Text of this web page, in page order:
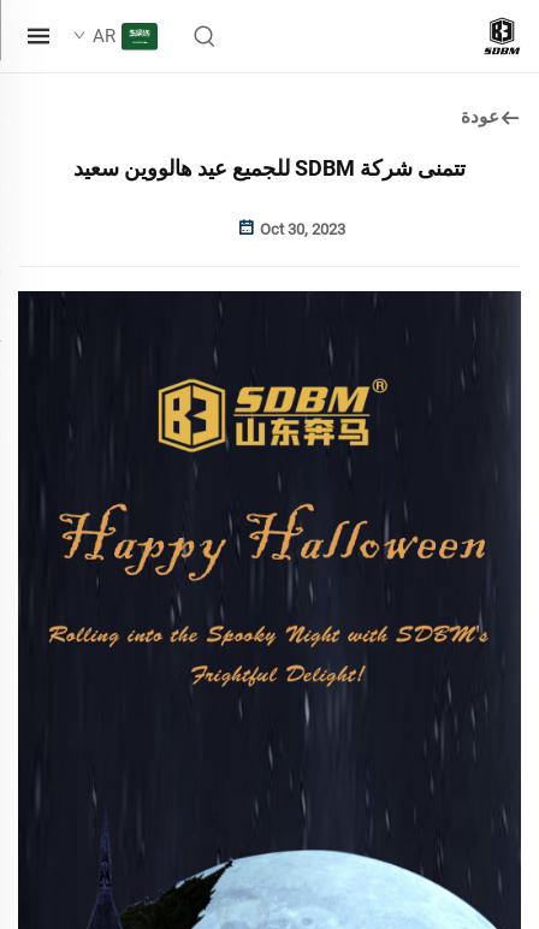
AR
عودة
تتمنى شركة SDBM للجميع عيد هالووين سعيد
Oct 30, 2023